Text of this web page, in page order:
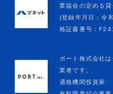
業協会の定める
(登録年月日：令
格証書番号：
ポート株式会社
業者です。
適格機関投資家